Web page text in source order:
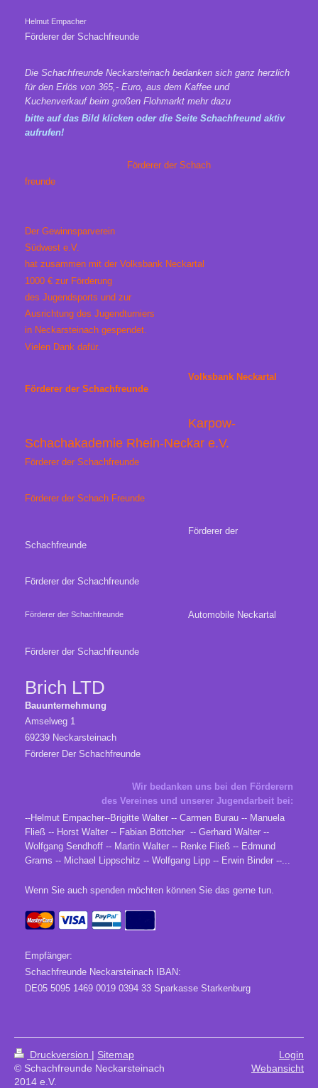
Helmut Empacher
Förderer der Schachfreunde
Die Schachfreunde Neckarsteinach bedanken sich ganz herzlich
für den Erlös von 365,- Euro, aus dem Kaffee und
Kuchenverkauf beim großen Flohmarkt mehr dazu
bitte auf das Bild klicken oder die Seite Schachfreund aktiv
aufrufen!
Förderer der Schach
freunde
Der Gewinnsparverein
Südwest e.V.
hat zusammen mit der Volksbank Neckartal
1000 € zur Förderung
des Jugendsports und zur
Ausrichtung des Jugendturniers
in Neckarsteinach gespendet.
Vielen Dank dafür.
Volksbank Neckartal
Förderer der Schachfreunde
Karpow-
Schachakademie Rhein-Neckar e.V.
Förderer der Schachfreunde
Förderer der Schach Freunde
Förderer der
Schachfreunde
Förderer der Schachfreunde
Förderer der Schachfreunde Automobile Neckartal
Förderer der Schachfreunde
Brich LTD
Bauunternehmung
Amselweg 1
69239 Neckarsteinach
Förderer Der Schachfreunde
Wir bedanken uns bei den Förderern
des Vereines und unserer Jugendarbeit bei:
--Helmut Empacher--Brigitte Walter -- Carmen Burau -- Manuela
Fließ -- Horst Walter -- Fabian Böttcher -- Gerhard Walter --
Wolfgang Sendhoff -- Martin Walter -- Renke Fließ -- Edmund
Grams -- Michael Lippschitz -- Wolfgang Lipp -- Erwin Binder --...
Wenn Sie auch spenden möchten können Sie das gerne tun.
Empfänger:
Schachfreunde Neckarsteinach IBAN:
DE05 5095 1469 0019 0394 33 Sparkasse Starkenburg
Druckversion | Sitemap
© Schachfreunde Neckarsteinach
2014 e.V.
Login
Webansicht